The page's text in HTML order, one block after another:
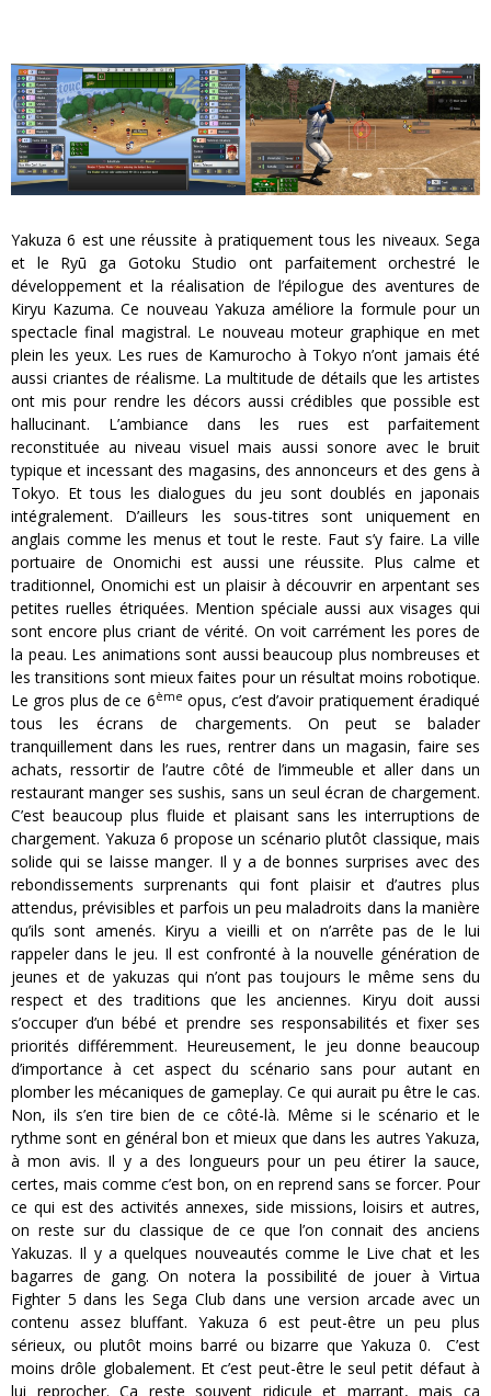
Yakuza 6 est une réussite à pratiquement tous les niveaux. Sega
et le Ryū ga Gotoku Studio ont parfaitement orchestré le
développement et la réalisation de l’épilogue des aventures de
Kiryu Kazuma. Ce nouveau Yakuza améliore la formule pour un
spectacle final magistral. Le nouveau moteur graphique en met
plein les yeux. Les rues de Kamurocho à Tokyo n’ont jamais été
aussi criantes de réalisme. La multitude de détails que les artistes
ont mis pour rendre les décors aussi crédibles que possible est
hallucinant. L’ambiance dans les rues est parfaitement
reconstituée au niveau visuel mais aussi sonore avec le bruit
typique et incessant des magasins, des annonceurs et des gens à
Tokyo. Et tous les dialogues du jeu sont doublés en japonais
intégralement. D’ailleurs les sous-titres sont uniquement en
anglais comme les menus et tout le reste. Faut s’y faire. La ville
portuaire de Onomichi est aussi une réussite. Plus calme et
traditionnel, Onomichi est un plaisir à découvrir en arpentant ses
petites ruelles étriquées. Mention spéciale aussi aux visages qui
sont encore plus criant de vérité. On voit carrément les pores de
la peau. Les animations sont aussi beaucoup plus nombreuses et
les transitions sont mieux faites pour un résultat moins robotique.
Le gros plus de ce 6ème opus, c’est d’avoir pratiquement éradiqué
tous les écrans de chargements. On peut se balader
tranquillement dans les rues, rentrer dans un magasin, faire ses
achats, ressortir de l’autre côté de l’immeuble et aller dans un
restaurant manger ses sushis, sans un seul écran de chargement.
C’est beaucoup plus fluide et plaisant sans les interruptions de
chargement. Yakuza 6 propose un scénario plutôt classique, mais
solide qui se laisse manger. Il y a de bonnes surprises avec des
rebondissements surprenants qui font plaisir et d’autres plus
attendus, prévisibles et parfois un peu maladroits dans la manière
qu’ils sont amenés. Kiryu a vieilli et on n’arrête pas de le lui
rappeler dans le jeu. Il est confronté à la nouvelle génération de
jeunes et de yakuzas qui n’ont pas toujours le même sens du
respect et des traditions que les anciennes. Kiryu doit aussi
s’occuper d’un bébé et prendre ses responsabilités et fixer ses
priorités différemment. Heureusement, le jeu donne beaucoup
d’importance à cet aspect du scénario sans pour autant en
plomber les mécaniques de gameplay. Ce qui aurait pu être le cas.
Non, ils s’en tire bien de ce côté-là. Même si le scénario et le
rythme sont en général bon et mieux que dans les autres Yakuza,
à mon avis. Il y a des longueurs pour un peu étirer la sauce,
certes, mais comme c’est bon, on en reprend sans se forcer. Pour
ce qui est des activités annexes, side missions, loisirs et autres,
on reste sur du classique de ce que l’on connait des anciens
Yakuzas. Il y a quelques nouveautés comme le Live chat et les
bagarres de gang. On notera la possibilité de jouer à Virtua
Fighter 5 dans les Sega Club dans une version arcade avec un
contenu assez bluffant. Yakuza 6 est peut-être un peu plus
sérieux, ou plutôt moins barré ou bizarre que Yakuza 0. C’est
moins drôle globalement. Et c’est peut-être le seul petit défaut à
lui reprocher. Ça reste souvent ridicule et marrant, mais ça